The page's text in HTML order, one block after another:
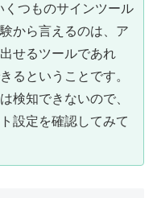
くつものサインツール
から言えるのは、ア
せるツールであれ
るということです。
検知できないので、
設定を確認してみて